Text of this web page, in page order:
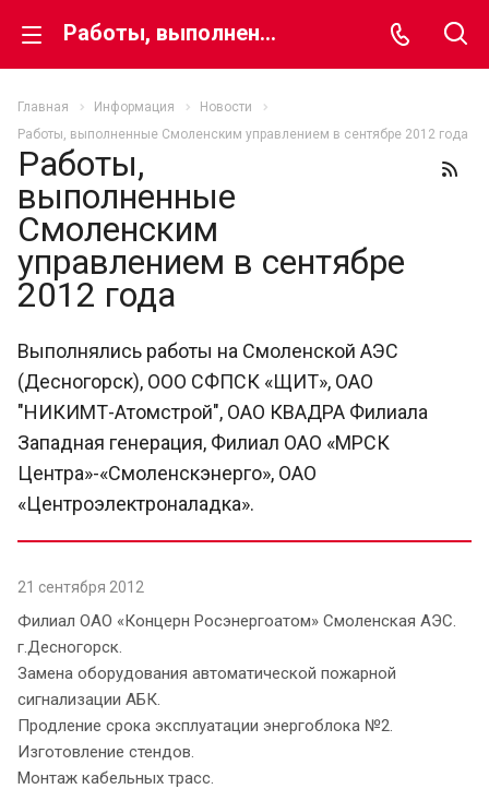
Работы, выполненные Смоленским управлением в сентябре 2012 года
Главная Информация
Новости
Работы, выполненные Смоленским управлением в сентябре 2012 года
Работы,
выполненные
Смоленским
управлением в сентябре
2012 года
Выполнялись работы на Смоленской АЭС
(Десногорск), ООО СФПСК «ЩИТ», ОАО
"НИКИМТ-Атомстрой", ОАО КВАДРА Филиала
Западная генерация, Филиал ОАО «МРСК
Центра»-«Смоленскэнерго», ОАО
«Центроэлектроналадка».
21 сентября 2012
Филиал ОАО «Концерн Росэнергоатом» Смоленская АЭС.
г.Десногорск.
Замена оборудования автоматической пожарной
сигнализации АБК.
Продление срока эксплуатации энергоблока №2.
Изготовление стендов.
Монтаж кабельных трасс.